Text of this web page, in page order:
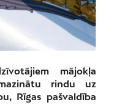
mājokļa
rindu uz
Rīgas pašvaldība